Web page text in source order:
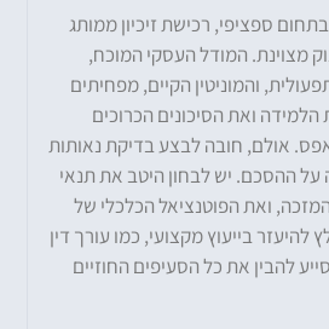
ספציפי, רכישת זיכיון ממותג
מצוינת. המודל העסקי המוכח,
והמוניטין הקיים, מפחיתים
ואת הסיכונים הכרוכים
אולם, חובה לבצע בדיקת נאותות
ההסכם. יש לבחון היטב את תנאי
ואת הפוטנציאל הכלכלי של
בייעוץ מקצועי, כמו עורך דין
להבין את כל הסעיפים החוזיים